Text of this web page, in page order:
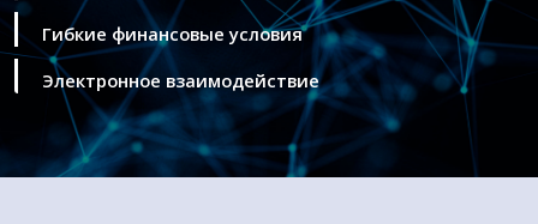
Гибкие финансовые условия
Электронное взаимодействие